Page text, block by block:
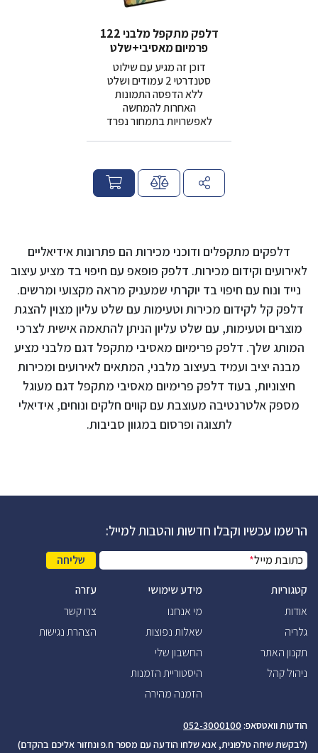
דלפק מתקפל מלבני 122
פרמיום מאסיבי+שלט
עליון (סטנדרטי)
דוכן זה מגיע עם שילוט
סטנדרטי 2 עמודים ושלט
ללא הדפסה התמונות
האחרות להמחשה
לאפשרויות בתמחור נפרד
ח
י
דלפקים מתקפלים ודוכני מכירות הם פתרונות אידיאליים
לאירועים וקידום מכירות. דלפק פופאפ עם חיפוי בד מציע עיצוב
נייד ונוח עם חיפוי בד יוקרתי שמעניק מראה מקצועי ומרשים.
דלפק קל לקידום מכירות וטעימות עם שלט עליון מצוין להצגת
מוצרים וטעימות, עם שלט עליון הניתן להתאמה אישית לצרכי
המותג שלך. דלפק פרימיום מאסיבי מתקפל דגם מלבני מציע
מבנה יציב ועמיד בעיצוב מלבני, המתאים לאירועים ומכירות
חיצוניות, בעוד דלפק פרימיום מאסיבי מתקפל דגם מעוגל
מספק אלטרנטיבה מעוצבת עם קווים חלקים ונוחים, אידיאלי
לתצוגה ופרסום במגוון סביבות.
הרשמו עכשיו וקבלו חדשות והטבות למייל:
כתובת מייל*
שליחה
קטגוריות
אודות
גלריה
תקנון האתר
ניהול קהל
מידע שימושי
מי אנחנו
שאלות נפוצות
החשבון שלי
היסטוריית הזמנות
הזמנה מהירה
עזרה
צרו קשר
הצהרת נגישות
הודעות וואטסאפ: 052-3000100
(לבקשת שיחה טלפונית, אנא שלחו הודעה עם מספר ח.פ ונחזור אליכם בהקדם)